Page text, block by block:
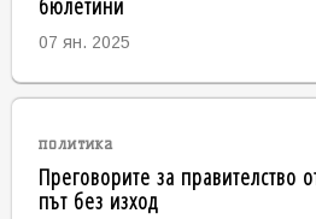
07 ян. 2025
политика
Преговорите за правителство
път без изход